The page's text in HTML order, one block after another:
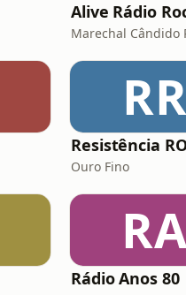
Alive Rádio
Marechal Cândido
RR
Ouro Fino
RA
Rádio Anos 80